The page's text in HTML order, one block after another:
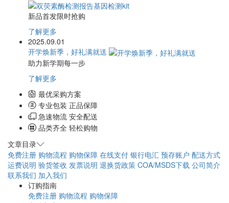
新品首发限时抢购
了解更多
2025.09.01
开学焕新季，好礼满就送
助力新学期每一步
了解更多
最优采购方案
专业包装 正品保障
急速物流 安全配送
品类齐全 轻松购物
文章目录
免费注册 购物流程 购物保障 在线支付 银行电汇 预存账户 配送方式
运费说明 验货签收 发票说明 退换货政策 COA/MSDS下载 公司简介
联系我们 加入我们
订购指南
免费注册 购物流程 购物保障